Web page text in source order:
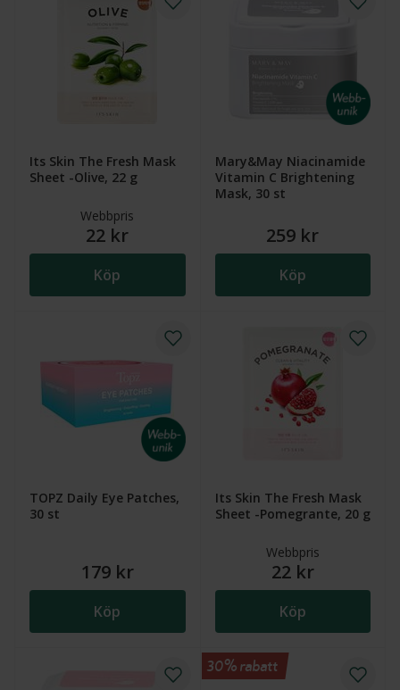
Its Skin The Fresh Mask
Sheet -Olive, 22 g
Webbpris
22 kr
Köp
Mary&May Niacinamide
Vitamin C Brightening
Mask, 30 st
259 kr
Köp
TOPZ Daily Eye Patches,
30 st
179 kr
Köp
Its Skin The Fresh Mask
Sheet -Pomegrante, 20 g
Webbpris
22 kr
Köp
30% rabatt